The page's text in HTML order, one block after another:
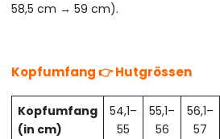
58,5 cm → 59 cm).
Kopfumfang 👉 Hutgrössen
Kopfumfang
(in cm)
54,1–
55
55,1–
56
56,1–
57